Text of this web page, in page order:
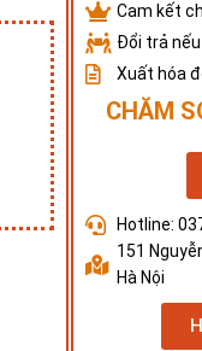
Cam kết
Đổi trả
Xuất hóa
CHĂM
Hotline:
151
Hà Nội